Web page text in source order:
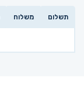
תשלום משלוח